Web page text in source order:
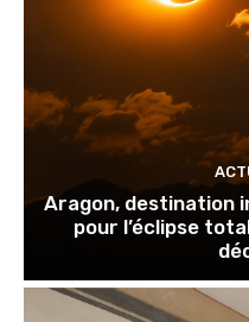
Aragon, destination
pour l’éclipse